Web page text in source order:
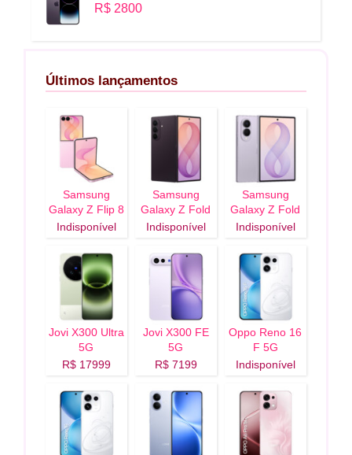
R$ 2800
Últimos lançamentos
Samsung
Galaxy Z Flip 8
5G
Indisponível
Samsung
Galaxy Z Fold
8 Ultra 5G
Indisponível
Samsung
Galaxy Z Fold
8 5G
Indisponível
Jovi X300 Ultra
5G
R$ 17999
Jovi X300 FE
5G
R$ 7199
Oppo Reno 16
F 5G
Indisponível